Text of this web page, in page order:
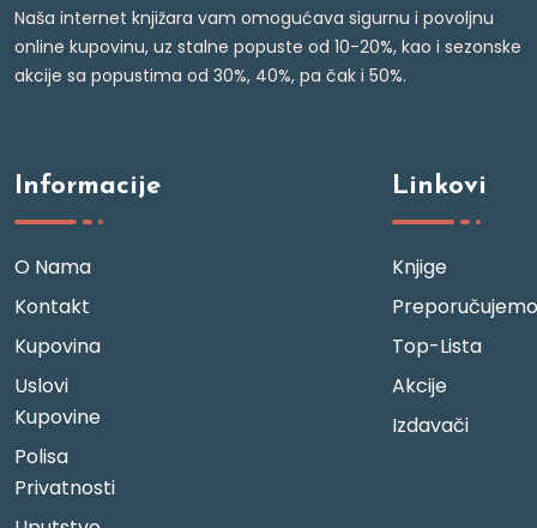
Naša internet knjižara vam omogućava sigurnu i povoljnu
online kupovinu, uz stalne popuste od 10-20%, kao i sezonske
akcije sa popustima od 30%, 40%, pa čak i 50%.
Informacije
O Nama
Kontakt
Kupovina
Uslovi
Kupovine
Polisa
Privatnosti
Linkovi
Knjige
Preporučujemo
Top-Lista
Akcije
Izdavači